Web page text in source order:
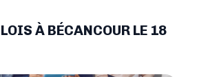
À BÉCANCOUR LE 18